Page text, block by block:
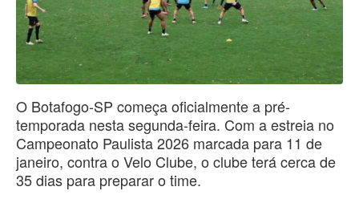
O Botafogo-SP começa oficialmente a pré-
temporada nesta segunda-feira. Com a estreia no
Campeonato Paulista 2026 marcada para 11 de
janeiro, contra o Velo Clube, o clube terá cerca de
35 dias para preparar o time.